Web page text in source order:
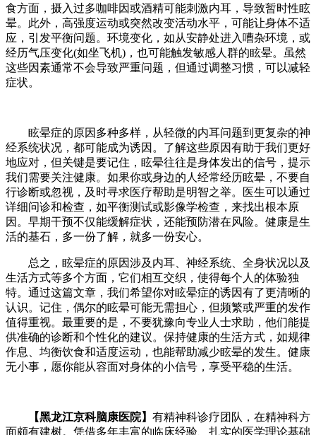
食方面，摄入过多咖啡因或酒精可能刺激内耳，导致暂时性眩
晕。此外，高强度运动或突然改变活动水平，可能让身体不适
应，引发平衡问题。环境变化，如从安静处进入嘈杂环境，或
经历气压变化(如坐飞机)，也可能触发敏感人群的眩晕。虽然
这些因素通常不会导致严重问题，但通过调整习惯，可以减轻
症状。
眩晕症的原因多种多样，从轻微的内耳问题到更复杂的神
经系统状况，都可能成为诱因。了解这些原因有助于我们更好
地应对，但关键是要记住，眩晕往往是身体发出的信号，提示
我们需要关注健康。如果你或身边的人经常经历眩晕，不要自
行诊断或忽视，及时寻求医疗帮助是明智之举。医生可以通过
详细问诊和检查，如平衡测试或影像学检查，来找出根本原
因。早期干预不仅能缓解症状，还能预防潜在风险。健康是生
活的基石，多一份了解，就多一份安心。
总之，眩晕症的原因涉及内耳、神经系统、全身状况以及
生活方式等多个方面，它们相互交织，使得每个人的体验独
特。通过这篇文章，我们希望你对眩晕症的诱因有了更清晰的
认识。记住，偶尔的眩晕可能无需担心，但频繁或严重的发作
值得重视。最重要的是，不要犹豫向专业人士求助，他们能提
供准确的诊断和个性化的建议。保持健康的生活方式，如规律
作息、均衡饮食和适度运动，也能帮助减少眩晕的发生。健康
无小事，愿你能从容面对身体的小信号，享受平稳的生活。
【黑龙江京科脑康医院】 有精神科诊疗团队，在精神科方
面颇有建树。凭借多年丰富的临床经验、扎实的医学理论基础